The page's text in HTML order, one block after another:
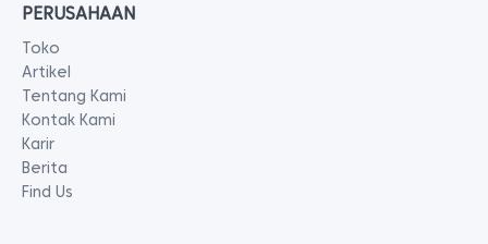
PERUSAHAAN
Toko
Artikel
Tentang Kami
Kontak Kami
Karir
Berita
Find Us